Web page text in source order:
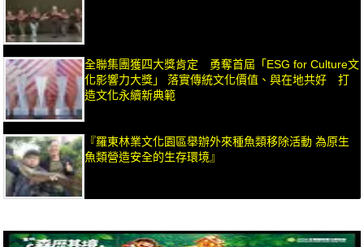
全聯集團獲四大獎肯定 勇奪首屆「ESG for Culture文
化影響力大獎」 落實傳統文化價值、與在地共好 打
造文化永續新典範
『羅東林業文化園區舉辦外來種魚類移除活動 為原生
魚類營造安全的生存環境』